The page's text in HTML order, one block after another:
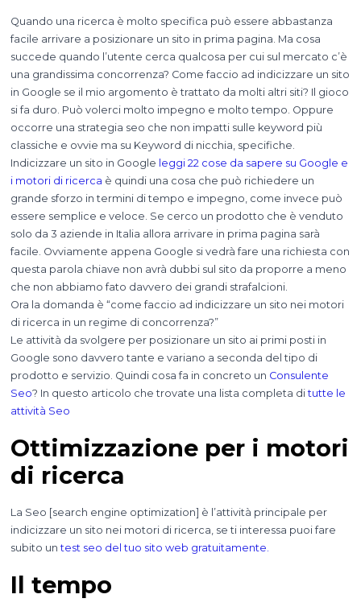
Quando una ricerca è molto specifica può essere abbastanza
facile arrivare a posizionare un sito in prima pagina. Ma cosa
succede quando l’utente cerca qualcosa per cui sul mercato c’è
una grandissima concorrenza? Come faccio ad indicizzare un sito
in Google se il mio argomento è trattato da molti altri siti? Il gioco
si fa duro. Può volerci molto impegno e molto tempo. Oppure
occorre una strategia seo che non impatti sulle keyword più
classiche e ovvie ma su Keyword di nicchia, specifiche.
Indicizzare un sito in Google leggi 22 cose da sapere su Google e
i motori di ricerca è quindi una cosa che può richiedere un
grande sforzo in termini di tempo e impegno, come invece può
essere semplice e veloce. Se cerco un prodotto che è venduto
solo da 3 aziende in Italia allora arrivare in prima pagina sarà
facile. Ovviamente appena Google si vedrà fare una richiesta con
questa parola chiave non avrà dubbi sul sito da proporre a meno
che non abbiamo fato davvero dei grandi strafalcioni.
Ora la domanda è “come faccio ad indicizzare un sito nei motori
di ricerca in un regime di concorrenza?”
Le attività da svolgere per posizionare un sito ai primi posti in
Google sono davvero tante e variano a seconda del tipo di
prodotto e servizio. Quindi cosa fa in concreto un Consulente
Seo? In questo articolo che trovate una lista completa ditutte le
attività Seo
Ottimizzazione per i motori
di ricerca
La Seo [search engine optimization] è l’attività principale per
indicizzare un sito nei motori di ricerca, se ti interessa puoi fare
subito untest seo del tuo sito web gratuitamente.
Il tempo